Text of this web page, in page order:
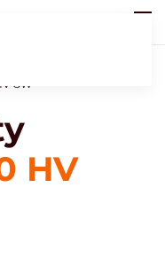
GW
HV